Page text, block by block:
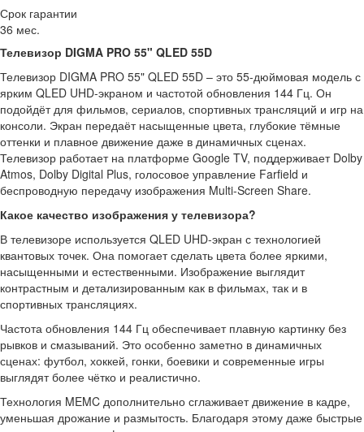
Срок гарантии
36 мес.
Телевизор DIGMA PRO 55" QLED 55D
Телевизор DIGMA PRO 55" QLED 55D – это 55-дюймовая модель с
ярким QLED UHD-экраном и частотой обновления 144 Гц. Он
подойдёт для фильмов, сериалов, спортивных трансляций и игр на
консоли. Экран передаёт насыщенные цвета, глубокие тёмные
оттенки и плавное движение даже в динамичных сценах.
Телевизор работает на платформе Google TV, поддерживает Dolby
Atmos, Dolby Digital Plus, голосовое управление Farfield и
беспроводную передачу изображения Multi-Screen Share.
Какое качество изображения у телевизора?
В телевизоре используется QLED UHD-экран с технологией
квантовых точек. Она помогает сделать цвета более яркими,
насыщенными и естественными. Изображение выглядит
контрастным и детализированным как в фильмах, так и в
спортивных трансляциях.
Частота обновления 144 Гц обеспечивает плавную картинку без
рывков и смазываний. Это особенно заметно в динамичных
сценах: футбол, хоккей, гонки, боевики и современные игры
выглядят более чётко и реалистично.
Технология MEMC дополнительно сглаживает движение в кадре,
уменьшая дрожание и размытость. Благодаря этому даже быстрые